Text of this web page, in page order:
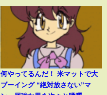
何やってるんだ！ 米マットで大
ブーイング “絶対放さない”マ